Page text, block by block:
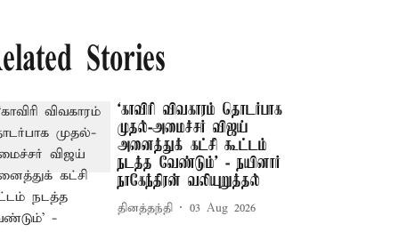
Stories
‘காவிரி விவகாரம் தொடர்பாக
முதல்-அமைச்சர் விஜய்
அனைத்துக் கட்சி கூட்டம்
நடத்த வேண்டும்’ - நயினார்
நாகேந்திரன் வலியுறுத்தல்
தினத்தந்தி 03 Aug 2026